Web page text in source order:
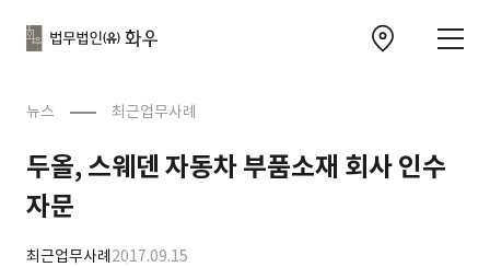
뉴스 최근업무사례
두올, 스웨덴 자동차 부품소재 회사 인수
자문
최근업무사례2017.09.15